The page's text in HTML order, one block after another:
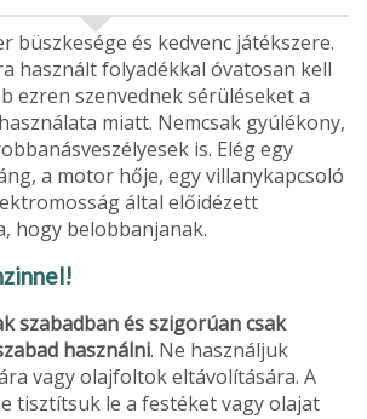
büszkesége és kedvenc játékszere.
használt folyadékkal óvatosan kell
ezren szenvednek sérüléseket a
miatt. Nemcsak gyúlékony,
is. Elég egy
a motor hője, egy villanykapcsoló
által előidézett
hogy belobbanjanak.
szabadban és szigorúan csak
használni. Ne használjuk
vagy olajfoltok eltávolítására. A
tisztítsuk le a festéket vagy olajat